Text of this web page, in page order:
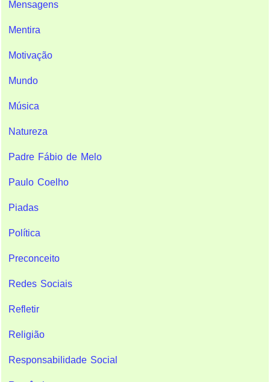
Mensagens
Mentira
Motivação
Mundo
Música
Natureza
Padre Fábio de Melo
Paulo Coelho
Piadas
Política
Preconceito
Redes Sociais
Refletir
Religião
Responsabilidade Social